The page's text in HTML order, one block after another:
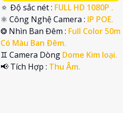
🔅 Độ sắc nét : FULL HD 1080P .
⚛️ Công Nghệ Camera : IP POE.
❂ Nhìn Ban Đêm : Full Color 50m
Có Màu Ban Ðêm.
♊ Camera Dòng Dome Kim loại.
️📢 Tích Hợp : Thu Âm.